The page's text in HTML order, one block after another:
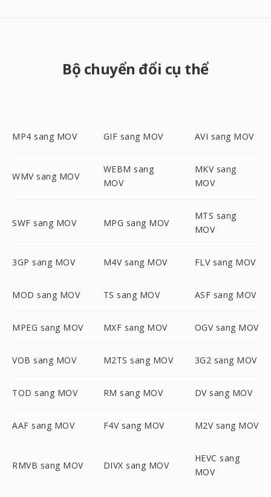
Bộ chuyển đổi cụ thể
MP4 sang MOV GIF sang MOV AVI sang MOV
WMV sang MOV
WEBM sang
MOV
MKV sang
MOV
SWF sang MOV MPG sang MOV
MTS sang
MOV
3GP sang MOV M4V sang MOV FLV sang MOV
MOD sang MOV TS sang MOV ASF sang MOV
MPEG sang MOV MXF sang MOV OGV sang MOV
VOB sang MOV M2TS sang MOV 3G2 sang MOV
TOD sang MOV RM sang MOV DV sang MOV
AAF sang MOV F4V sang MOV M2V sang MOV
RMVB sang MOV DIVX sang MOV
HEVC sang
MOV